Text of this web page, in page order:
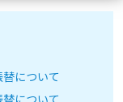
について
について